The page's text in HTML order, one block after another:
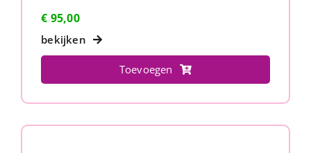
€ 95,00
bekijken
Toevoegen